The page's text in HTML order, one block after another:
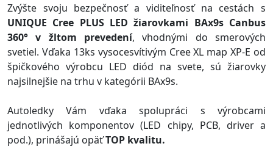
Zvýšte svoju bezpečnosť a viditeľnosť na cestách s
UNIQUE Cree PLUS LED žiarovkami BAx9s Canbus
360° v žltom prevedení, vhodnými do smerových
svetiel. Vďaka 13ks vysocesvítivým Cree XL map XP-E od
špičkového výrobcu LED diód na svete, sú žiarovky
najsilnejšie na trhu v kategórii BAx9s.
Autoledky Vám vďaka spolupráci s výrobcami
jednotlivých komponentov (LED chipy, PCB, driver a
pod.), prinášajú opäťTOP kvalitu.